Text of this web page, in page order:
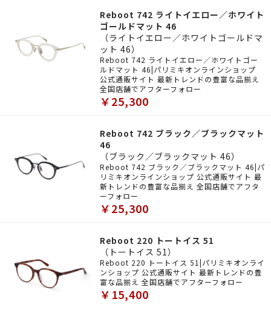
Reboot 742 ライトイエロー／ホワイト
ゴールドマット 46
（ライトイエロー／ホワイトゴールドマ
ット 46）
Reboot 742 ライトイエロー／ホワイトゴー
ルドマット 46|パリミキオンラインショップ
公式通販サイト 最新トレンドの豊富な品揃え
全国店舗でアフターフォロー
￥25,300
Reboot 742 ブラック／ブラックマット
46
（ブラック／ブラックマット 46）
Reboot 742 ブラック／ブラックマット 46|パ
リミキオンラインショップ 公式通販サイト 最
新トレンドの豊富な品揃え 全国店舗でアフタ
ーフォロー
￥25,300
Reboot 220 トートイス 51
（トートイス 51）
Reboot 220 トートイス 51|パリミキオンライ
ンショップ 公式通販サイト 最新トレンドの豊
富な品揃え 全国店舗でアフターフォロー
￥15,400